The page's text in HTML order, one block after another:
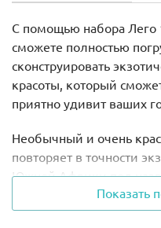
С помощью набора Лего
сможете полностью
сконструировать
красоты, который
приятно удивит ваших
Необычный и очень
повторяет в точности
Южной Африки под
"Райская птица". Это
во всем мире своими
Показать